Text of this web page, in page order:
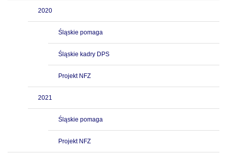
2020
Śląskie pomaga
Śląskie kadry DPS
Projekt NFZ
2021
Śląskie pomaga
Projekt NFZ